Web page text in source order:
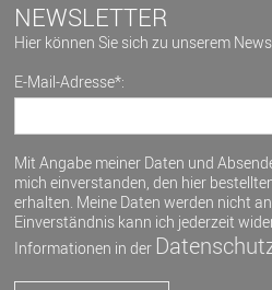
NEWSLETTER
Hier können Sie sich zu unserem
E-Mail-Adresse*:
Mit Angabe meiner Daten und
mich einverstanden, den hier
erhalten. Meine Daten werden nicht
Einverständnis kann ich jederzeit
Informationen in der